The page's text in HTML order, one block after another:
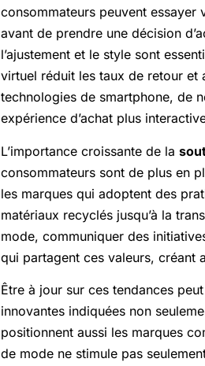
consommateurs peuvent essayer
avant de prendre une décision
l’ajustement et le style sont
virtuel réduit les taux de retour et
technologies de smartphone, de
expérience d’achat plus
L’importance croissante de la
consommateurs sont de plus en
les marques qui adoptent des
matériaux recyclés jusqu’à la
mode, communiquer des
qui partagent ces valeurs, créant
Être à jour sur ces tendances
innovantes indiquées non
positionnent aussi les marques
de mode ne stimule pas